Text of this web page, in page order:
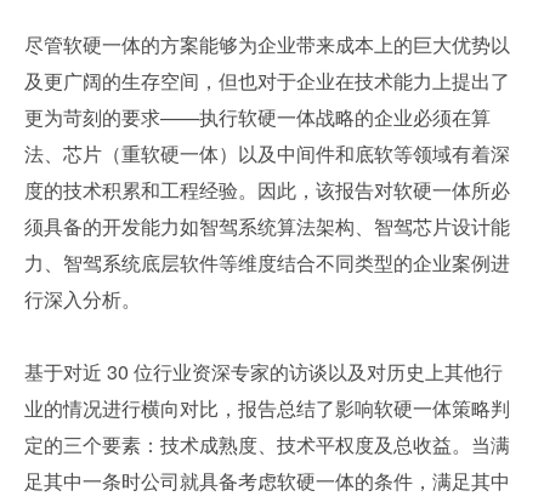
尽管软硬一体的方案能够为企业带来成本上的巨大优势以
及更广阔的生存空间，但也对于企业在技术能力上提出了
更为苛刻的要求——执行软硬一体战略的企业必须在算
法、芯片（重软硬一体）以及中间件和底软等领域有着深
度的技术积累和工程经验。因此，该报告对软硬一体所必
须具备的开发能力如智驾系统算法架构、智驾芯片设计能
力、智驾系统底层软件等维度结合不同类型的企业案例进
行深入分析。
基于对近 30 位行业资深专家的访谈以及对历史上其他行
业的情况进行横向对比，报告总结了影响软硬一体策略判
定的三个要素：技术成熟度、技术平权度及总收益。当满
足其中一条时公司就具备考虑软硬一体的条件，满足其中